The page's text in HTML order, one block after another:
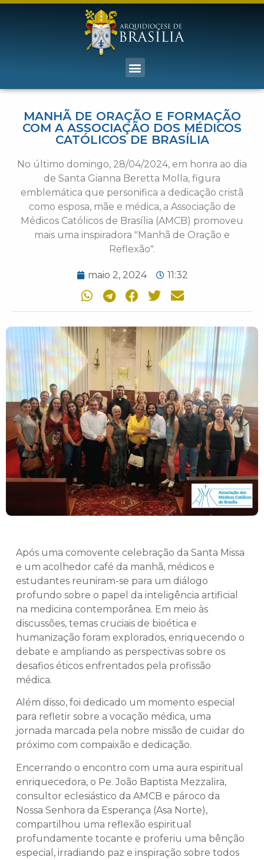
MANHÃ DE ORAÇÃO E FORMAÇÃO
COM A ASSOCIAÇÃO DOS MÉDICOS
CATÓLICOS DE BRASÍLIA
No último domingo, 28/04/2024, em honra ao dia
de Santa Gianna Beretta Molla, figura
emblemática que personifica a dedicação cristã
como esposa, mãe e médica, a Associação de
Médicos Católicos de Brasília (AMCB) promoveu
mais uma inspiradora "Manhã de Oração e
Reflexão".
maio 2, 2024 11:32
Após uma comovente celebração da Santa Missa
e um acolhedor café da manhã, médicos e
estudantes reuniram-se para um diálogo
profundo sobre o papel da inteligência artificial
na medicina contemporânea. Em meio às
discussões, temas cruciais de bioética e
humanização foram explorados, enriquecendo o
debate e ampliando as perspectivas sobre os
desafios éticos enfrentados pela profissão
médica.
Além disso, foi dedicado um momento especial
para refletir sobre a vocação médica, uma
jornada marcada pela nobre missão de cuidar do
próximo com compaixão e dedicação.
Encerrando o encontro com uma aura espiritual
enriquecedora, o Pe. João Baptista Mezzalira,
consultor eclesiástico da AMCB e pároco da
Nossa Senhora da Esperança (Asa Norte),
compartilhou uma reflexão espiritual
profundamente tocante e proferiu uma bênção
especial, irradiando paz e inspiração sobre todos